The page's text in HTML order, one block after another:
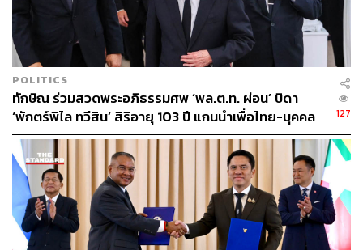
“ดาวเทียม THEOS-2 เป็นสมบัติของพี่น้องประชาชนชาวไทย
ทุกคน เป็นดาวเทียมที่บันทึกภาพได้รายละเอียดสูงมากถึง 50
เซนติเมตรต่อพิกเซล ซึ่งเป็นคุณสมบัติที่ล้ำค่ามากที่สุดใน
กลุ่มประเทศอาเซียน เทียบได้กับดาวเทียมที่มีรายละเอียดสูง
กับกลุ่มประเทศผู้นำระดับโลก จัดว่าเป็นโครงสร้างพื้นฐานที่
สำคัญด้านวิทยาศาสตร์และเทคโนโลยีของประเทศที่เป็น
ความภาคภูมิใจของพวกเรา” เศรษฐากล่าว
ทั้งนี้ ตนขอขอบคุณกระทรวงการอุดมศึกษา วิทยาศาสตร์
วิจัยและนวัตกรรม (อว.) และองค์การอวกาศของประเทศ คือ
GISTDA ที่ช่วยกันขับเคลื่อนและผลักดันวงการอวกาศของ
ประเทศไทยให้มีความก้าวหน้า ตนหวังว่า THEOS-2 จะเป็น
POLITICS
ทักษิณ ร่วมสวดพระอภิธรรมศพ ‘พล.ต.ท. ผ่อน’ บิดา
‘พักตร์พิไล ทวีสิน’ สิริอายุ 103 ปี แกนนำเพื่อไทย-บุคคล
หลากวงการร่วมอาลัย
127